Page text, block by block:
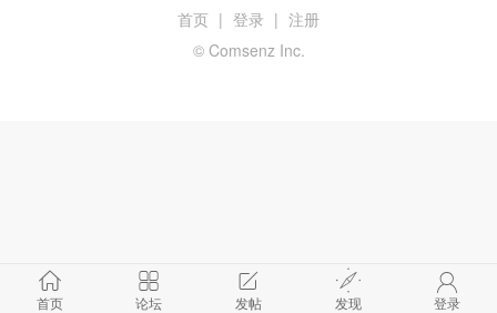
首页 论坛 发帖 发现 登录
首页 | 登录 | 注册
© Comsenz Inc.